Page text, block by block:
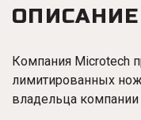
ОПИСАНИЕ
Компания Microtech
лимитированных
владельца